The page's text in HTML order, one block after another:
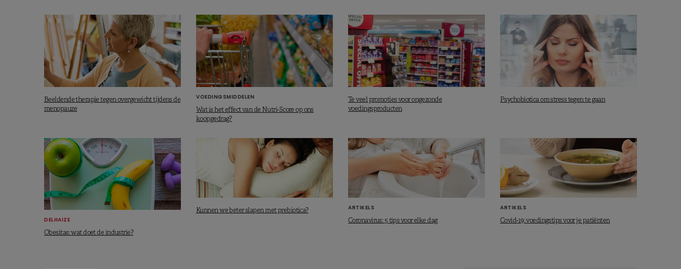
Beeldende therapie tegen overgewicht tijdens de
menopauze
VOEDINGSMIDDELEN
Wat is het effect van de Nutri-Score op ons
koopgedrag?
Te veel promoties voor ongezonde
voedingsproducten
Psychobiotica om stress tegen te gaan
DELHAIZE
Obesitas: wat doet de industrie?
Kunnen we beter slapen met prebiotica? ARTIKELS
Coronavirus: 5 tips voor elke dag
ARTIKELS
Covid-19: voedingstips voor je patiënten